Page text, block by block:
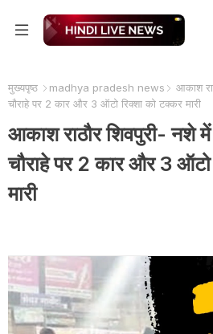
मुख्यपृष्ठ madhya pradesh news
आकाश
चौराहे पर 2 कार और 3 ऑटो रिक्शा को टक्कर मारी
आकाश राठौर शिवपुरी- नशे
चौराहे पर 2 कार और 3
मारी